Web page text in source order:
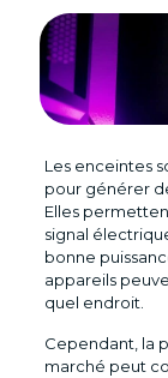
Les enceintes
pour générer
Elles
signal
bonne
appareils
quel endroit.
Cependant, la
marché peut